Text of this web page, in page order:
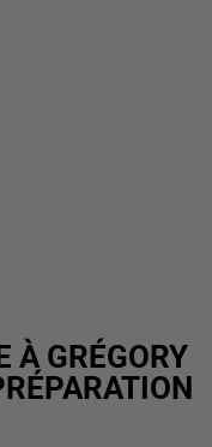
À GRÉGORY